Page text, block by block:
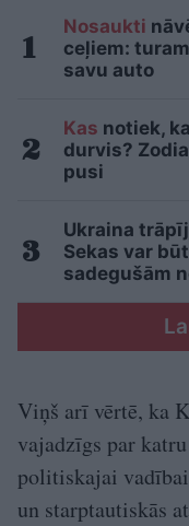
Nosaukti
ceļiem:
savu auto
Kas notiek,
durvis?
pusi
Ukraina
Sekas var
sadegušām
Viņš arī vērtē, ka
vajadzīgs par
politiskajai
un starptautiskās